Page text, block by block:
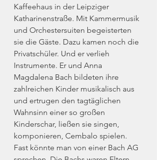
Kaffeehaus in der Leipziger
Katharinenstraße. Mit Kammermusik
und Orchestersuiten begeisterten
sie die Gäste. Dazu kamen noch die
Privatschüler. Und er verlieh
Instrumente. Er und Anna
Magdalena Bach bildeten ihre
zahlreichen Kinder musikalisch aus
und ertrugen den tagtäglichen
Wahnsinn einer so großen
Kinderschar, ließen sie singen,
komponieren, Cembalo spielen.
Fast könnte man von einer Bach AG